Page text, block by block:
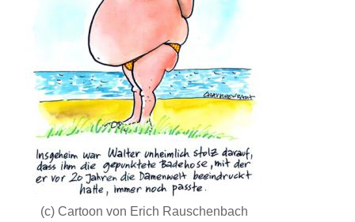
(c) Cartoon von Erich Rauschenbach